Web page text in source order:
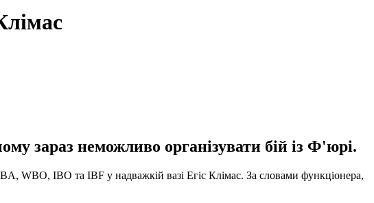
зараз неможливо організувати бій із Ф'юрі.
WBO, IBO та IBF у надважкій вазі Егіс Клімас. За словами функціонера,